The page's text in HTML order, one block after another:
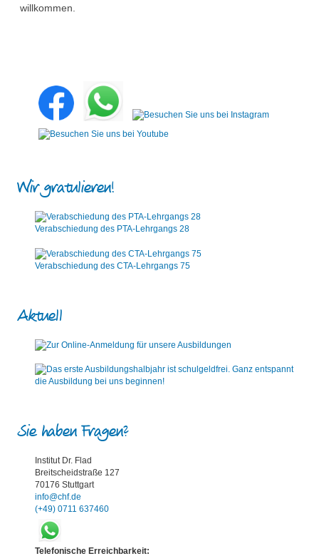
willkommen.
Wir gratulieren!
Verabschiedung des PTA-Lehrgangs 28
Verabschiedung des CTA-Lehrgangs 75
Aktuell
Sie haben Fragen?
Institut Dr. Flad
Breitscheidstraße 127
70176 Stuttgart
info@chf.de
(+49) 0711 637460
Telefonische Erreichbarkeit: